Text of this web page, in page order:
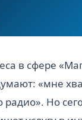
в сфере
«мне
радио». Но